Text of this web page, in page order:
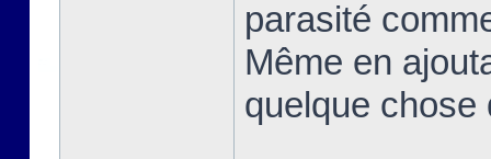
parasité
Même en
quelque chose